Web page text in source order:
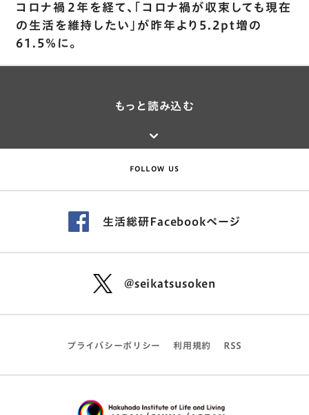
コロナ禍２年を経て､｢コロナ禍が収束しても現在
の生活を維持したい｣が昨年より5.2pt増の
61.5％に。
もっと読み込む
FOLLOW US
生活総研Facebookページ
@seikatsusoken
プライバシーポリシー 利用規約 RSS